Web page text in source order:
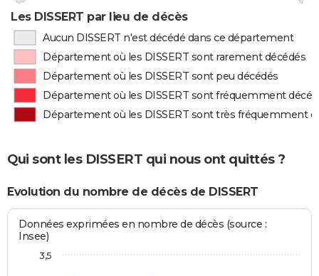
Les DISSERT par lieu de décès
Aucun DISSERT n'est décédé dans ce département
Département où les DISSERT sont rarement décédés
Département où les DISSERT sont peu décédés
Département où les DISSERT sont fréquemment
Département où les DISSERT sont très fréquemment
Qui sont les DISSERT qui nous ont quittés ?
Evolution du nombre de décès de DISSERT
Données exprimées en nombre de décès (source :
Insee)
3,5